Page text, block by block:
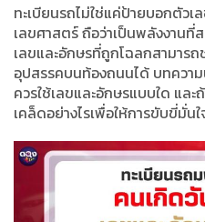
ทะเบียนรถไม่ใช่แค่ป้ายบอกตัว
เลขศาสตร์ ถือว่าเป็นพลังงานที่
เลขและอักษรที่ถูกโฉลกสามาร
อุปสรรคบนท้องถนนได้ บทควา
ควรใช้เลขและอักษรแบบใด แล
เคล็ดอย่างไรเพื่อให้การขับขี่มั่